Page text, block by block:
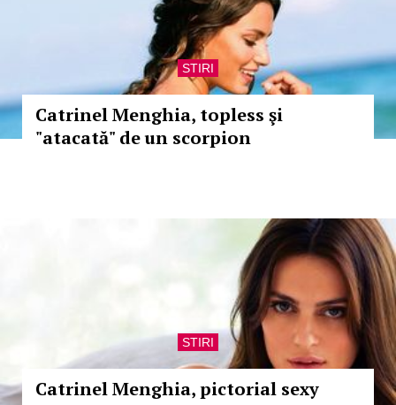
STIRI
Catrinel Menghia, topless şi
"atacată" de un scorpion
STIRI
Catrinel Menghia, pictorial sexy